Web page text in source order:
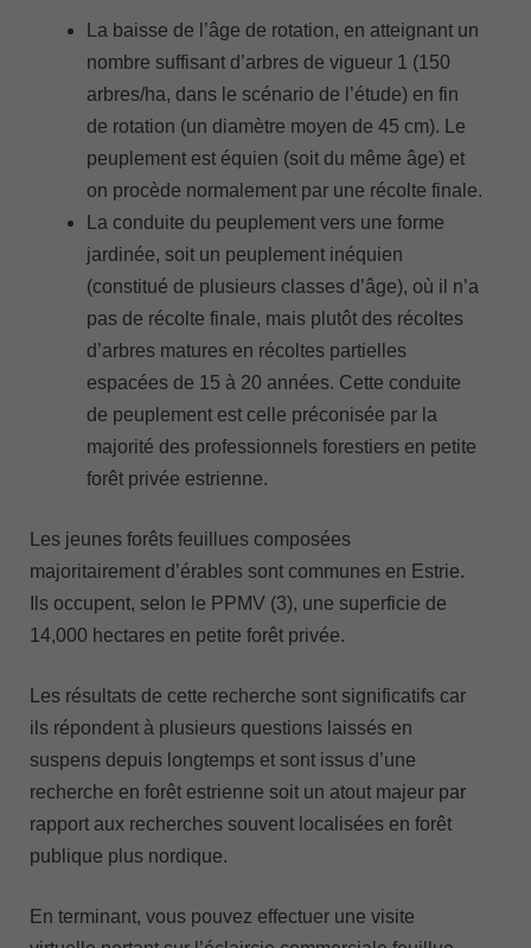
La baisse de l’âge de rotation, en atteignant un
nombre suffisant d’arbres de vigueur 1 (150
arbres/ha, dans le scénario de l’étude) en fin
de rotation (un diamètre moyen de 45 cm). Le
peuplement est équien (soit du même âge) et
on procède normalement par une récolte finale.
La conduite du peuplement vers une forme
jardinée, soit un peuplement inéquien
(constitué de plusieurs classes d’âge), où il n’a
pas de récolte finale, mais plutôt des récoltes
d’arbres matures en récoltes partielles
espacées de 15 à 20 années. Cette conduite
de peuplement est celle préconisée par la
majorité des professionnels forestiers en petite
forêt privée estrienne.
Les jeunes forêts feuillues composées
majoritairement d’érables sont communes en Estrie.
Ils occupent, selon le PPMV (3), une superficie de
14,000 hectares en petite forêt privée.
Les résultats de cette recherche sont significatifs car
ils répondent à plusieurs questions laissés en
suspens depuis longtemps et sont issus d’une
recherche en forêt estrienne soit un atout majeur par
rapport aux recherches souvent localisées en forêt
publique plus nordique.
En terminant, vous pouvez effectuer une visite